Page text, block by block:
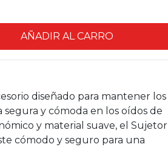
diseñado para mantener los
y cómoda en los oídos de
y material suave, el Sujetor
cómodo y seguro para una